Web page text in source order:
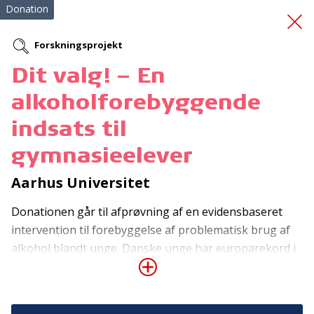
Ukraine20
Donation
Forskningsprojekt
Dit valg! – En
alkoholforebyggende
indsats til
gymnasieelever
Aarhus Universitet
Donationen går til afprøvning af en evidensbaseret
intervention til forebyggelse af problematisk brug af
alkohol blandt unge. Danske unge har europarekord i
druk, og mange unge oplever negative konsekvenser
samtale med en gymnasieklasse og tager højde for, at
Tilmeld nyhedsbrev
De seneste nyheder om TrygFondens og TryghedsGruppens
aktiviteter direkte i din indbakke.